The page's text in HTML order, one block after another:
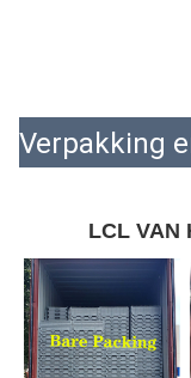
Verpakking
LCL VAN